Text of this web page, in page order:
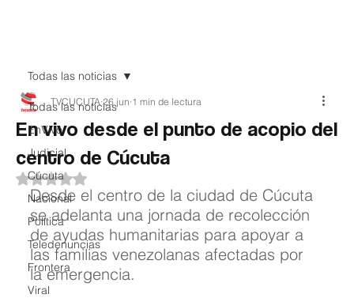
Todas las noticias
EnVivo
Judicial
Cúcuta
Nacional
Política
Teledenuncias
Frontera
Viral
Todas las noticias
En vivo desde el punto de acopio del
centro de Cúcuta
TVCUCUTA 26 jun 1 min de lectura
Obtuvo NaN de 5 estrellas.
Desde el centro de la ciudad de Cúcuta
se adelanta una jornada de recolección
de ayudas humanitarias para apoyar a
las familias venezolanas afectadas por
la emergencia.